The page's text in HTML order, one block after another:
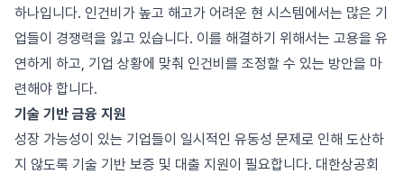
하나입니다. 인건비가 높고 해고가 어려운 현 시스템에서는 많은 기
업들이 경쟁력을 잃고 있습니다. 이를 해결하기 위해서는 고용을 유
연하게 하고, 기업 상황에 맞춰 인건비를 조정할 수 있는 방안을 마
련해야 합니다.
기술 기반 금융 지원
성장 가능성이 있는 기업들이 일시적인 유동성 문제로 인해 도산하
지 않도록 기술 기반 보증 및 대출 지원이 필요합니다. 대한상공회